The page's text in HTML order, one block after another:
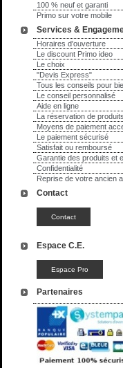
100 % neuf et garanti
Primo sur votre mobile
Services &
Horaires d'ouverture
Le discount Primo ideo
Le choix
"Devis Express"
Tous les conseils pour
Le conseil personnalisé
Aide en ligne
La réservation de produits
Moyens de paiement
Le paiement sécurisé
Satisfait ou remboursé
Garantie des produits et
Confidentialité
Reprise de votre ancien
Contact
Espace C.E.
Partenaires